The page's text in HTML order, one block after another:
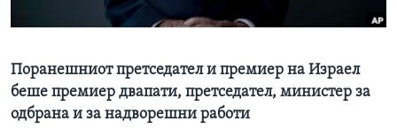
Поранешниот претседател и премиер на Израел
беше премиер двапати, претседател, министер за
одбрана и за надворешни работи